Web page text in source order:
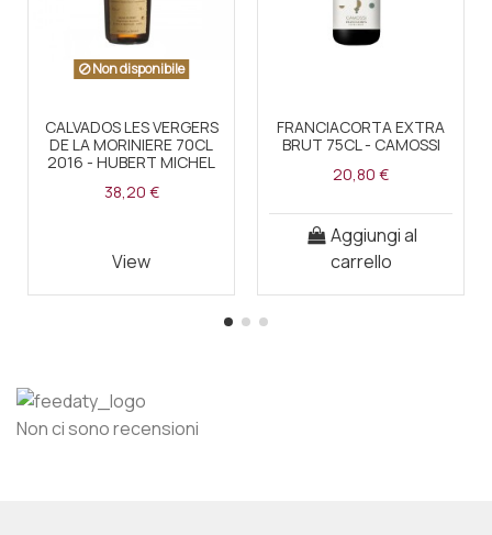
Non disponibile
CALVADOS LES VERGERS
DE LA MORINIERE 70CL
2016 - HUBERT MICHEL
38,20 €
View
FRANCIACORTA EXTRA
BRUT 75CL - CAMOSSI
20,80 €
Aggiungi al
carrello
Non ci sono recensioni